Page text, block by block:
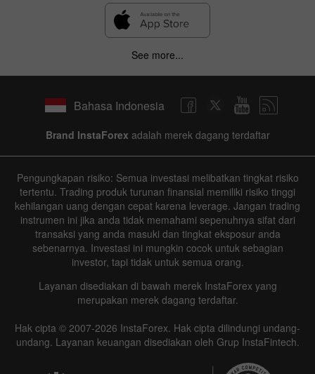
See more...
Bahasa Indonesia
Brand InstaForex adalah merek dagang terdaftar
Pengungkapan risiko: Semua investasi melibatkan tingkat risiko
tertentu. Trading produk turunan finansial memiliki risiko tinggi
kehilangan uang dengan cepat karena leverage. Jangan trading
instrumen ini jika anda tidak memahami sepenuhnya sifat dari
transaksi yang anda masuki dan tingkat eksposur anda
sebenarnya. Investasi ini mungkin cocok untuk sebagian
investor, tapi tidak untuk semua orang.
Layanan disediakan di bawah merek InstaForex yang
merupakan merek dagang terdaftar.
Hak cipta © 2007-2026 InstaForex. Hak cipta dilindungi undang-
undang. Layanan keuangan disediakan oleh Grup InstaFintech.